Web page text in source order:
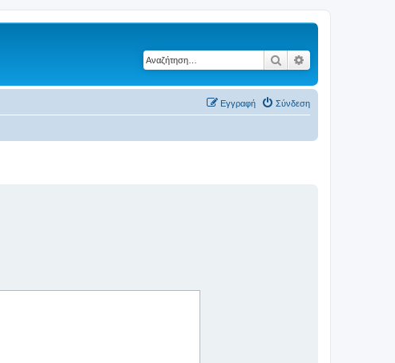
Αναζήτηση
Σύνδεση
Εγγραφή